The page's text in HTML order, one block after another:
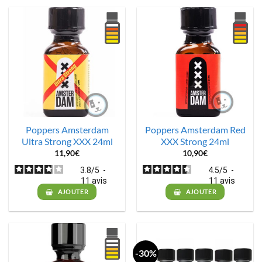
Poppers Amsterdam
Ultra Strong XXX 24ml
11,90€
3.8/5 -
11 avis
AJOUTER
Poppers Amsterdam Red
XXX Strong 24ml
10,90€
4.5/5 -
11 avis
AJOUTER
-30%